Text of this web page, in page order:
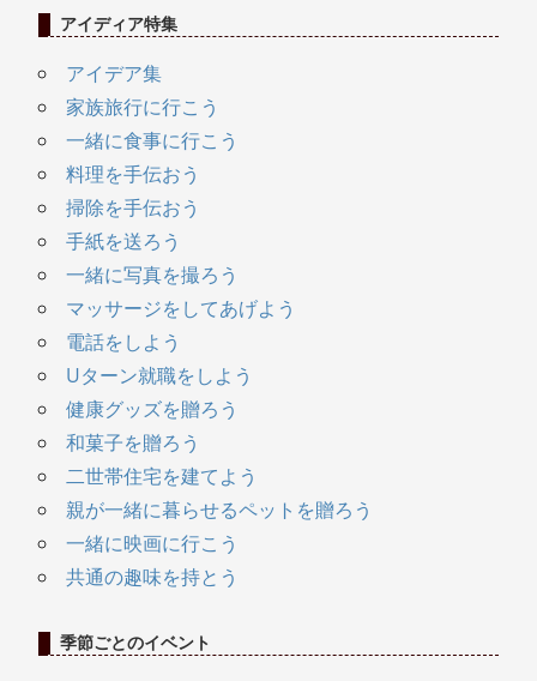
アイディア特集
アイデア集
家族旅行に行こう
一緒に食事に行こう
料理を手伝おう
掃除を手伝おう
手紙を送ろう
一緒に写真を撮ろう
マッサージをしてあげよう
電話をしよう
Uターン就職をしよう
健康グッズを贈ろう
和菓子を贈ろう
二世帯住宅を建てよう
親が一緒に暮らせるペットを贈ろう
一緒に映画に行こう
共通の趣味を持とう
季節ごとのイベント